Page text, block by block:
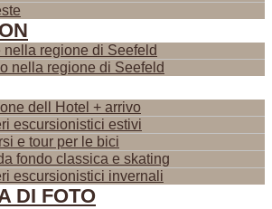
nella regione di Seefeld
nella regione di Seefeld
dell Hotel + arrivo
escursionistici estivi
e tour per le bici
fondo classica e skating
escursionistici invernali
DI FOTO